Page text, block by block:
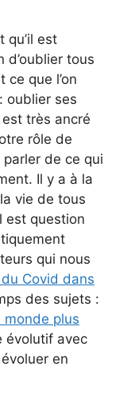
qu’il est
tous
ce que l’on
oublier ses
très ancré
rôle de
de ce qui
Il y a à la
vie de tous
est question
qui nous
Covid dans
des sujets :
monde plus
évolutif avec
en